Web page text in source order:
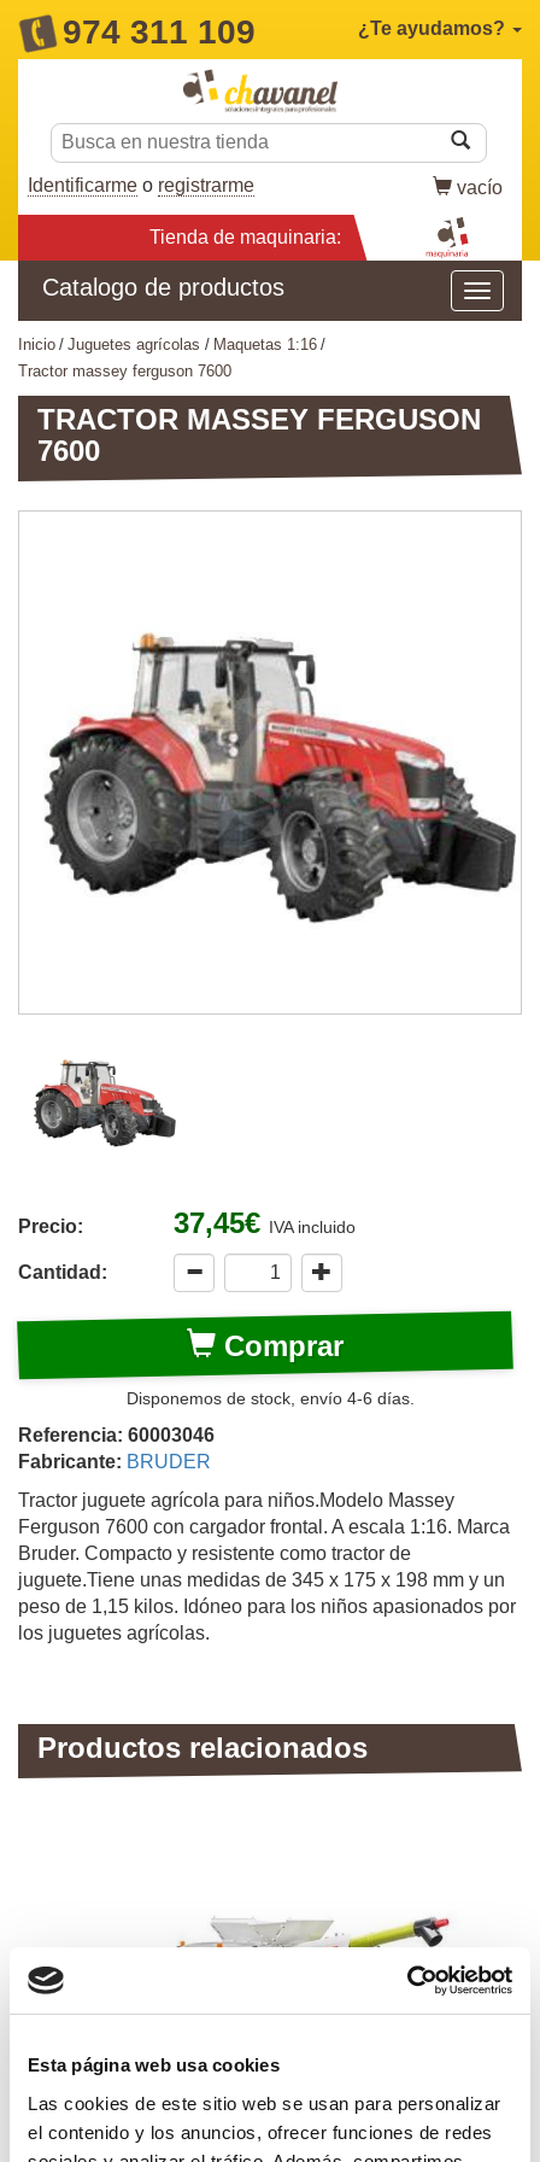
Esta página web usa cookies
Las cookies de este sitio web se usan para personalizar
el contenido y los anuncios, ofrecer funciones de redes
974 311 109 ¿Te ayudamos?
Identificarme o registrarme vacío
Tienda de maquinaria:
Catalogo de productos
inicio juguetes agrícolas
maquetas 1:16
tractor massey ferguson 7600
TRACTOR MASSEY FERGUSON
7600
Precio: 37,45€ IVA incluido
Cantidad:
Comprar
Disponemos de stock, envío 4-6 días.
Referencia: 60003046
Fabricante: BRUDER
Tractor juguete agrícola para niños.Modelo Massey
Ferguson 7600 con cargador frontal. A escala 1:16. Marca
Bruder. Compacto y resistente como tractor de
juguete.Tiene unas medidas de 345 x 175 x 198 mm y un
peso de 1,15 kilos. Idóneo para los niños apasionados por
los juguetes agrícolas.
Productos relacionados